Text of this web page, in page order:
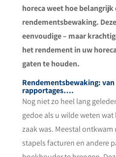
horeca weet hoe belangrijk
rendementsbewaking.
eenvoudige – maar
het rendement in uw
gaten te houden.
Rendementsbewaking:
rapportages….
Nog niet zo heel lang
gedoe als u wilde weten
zaak was. Meestal ontkwam
stapels facturen en andere